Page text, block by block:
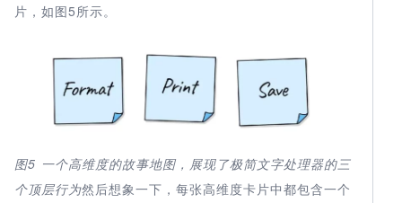
片，如图5所示。
图5 一个高维度的故事地图，展现了极简文字处理器的三
个顶层行为然后想象一下，每张高维度卡片中都包含一个